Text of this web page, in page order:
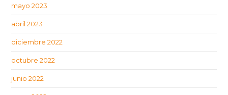
mayo 2023
abril 2023
diciembre 2022
octubre 2022
junio 2022